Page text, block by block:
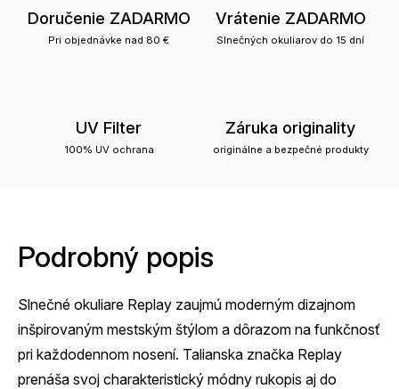
Doručenie ZADARMO
Pri objednávke nad 80 €
Vrátenie ZADARMO
Slnečných okuliarov do 15 dní
UV Filter
100% UV ochrana
Záruka originality
originálne a bezpečné produkty
Podrobný popis
Slnečné okuliare Replay zaujmú moderným dizajnom
inšpirovaným mestským štýlom a dôrazom na funkčnosť
pri každodennom nosení. Talianska značka Replay
prenáša svoj charakteristický módny rukopis aj do